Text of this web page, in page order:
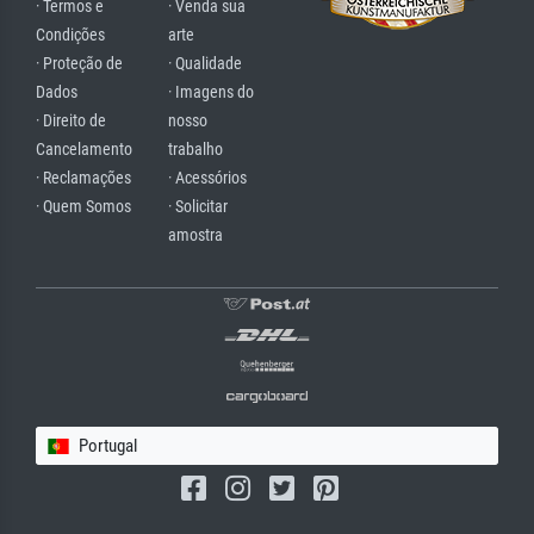
· Termos e
Condições
· Proteção de
Dados
· Direito de
Cancelamento
· Reclamações
· Quem Somos
· Venda sua
arte
· Qualidade
· Imagens do
nosso
trabalho
· Acessórios
· Solicitar
amostra
Portugal